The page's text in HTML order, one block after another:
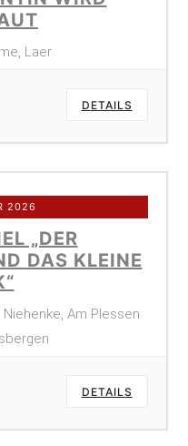
Laer
DETAILS
2026
„DER
DAS KLEINE
Am Plessen
DETAILS